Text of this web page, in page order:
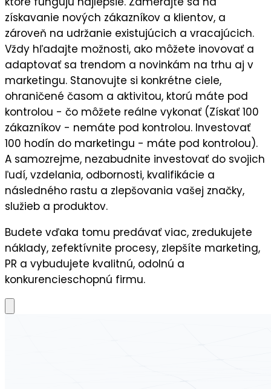
získavanie nových zákazníkov a klientov, a
zároveň na udržanie existujúcich a vracajúcich.
Vždy hľadajte možnosti, ako môžete inovovať a
adaptovať sa trendom a novinkám na trhu aj v
marketingu. Stanovujte si konkrétne ciele,
ohraničené časom a aktivitou, ktorú máte pod
kontrolou - čo môžete reálne vykonať (Získať 100
zákazníkov - nemáte pod kontrolou. Investovať
100 hodín do marketingu - máte pod kontrolou).
A samozrejme, nezabudnite investovať do svojich
ľudí, vzdelania, odbornosti, kvalifikácie a
následného rastu a zlepšovania vašej značky,
služieb a produktov.
Budete vďaka tomu predávať viac, zredukujete
náklady, zefektívnite procesy, zlepšíte marketing,
PR a vybudujete kvalitnú, odolnú a
konkurencieschopnú firmu.